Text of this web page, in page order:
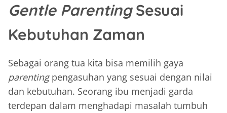
Gentle ParentingSesuai
Kebutuhan Zaman
Sebagai orang tua kita bisa memilih gaya
parentingpengasuhan yang sesuai dengan nilai
dan kebutuhan. Seorang ibu menjadi garda
terdepan dalam menghadapi masalah tumbuh